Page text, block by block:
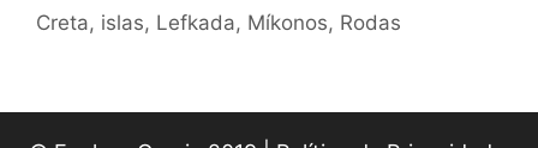
Creta, islas, Lefkada, Míkonos, Rodas